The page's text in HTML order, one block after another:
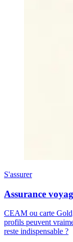
S'assurer
Assurance
CEAM ou carte
profils peuvent
reste indispensable ?